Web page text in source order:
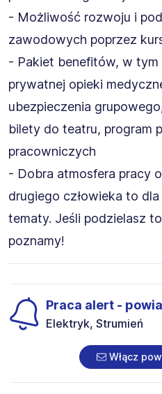
- Możliwość rozwoju i
zawodowych poprzez
- Pakiet benefitów, w tym
prywatnej opieki
ubezpieczenia
bilety do teatru, program
pracowniczych
- Dobra atmosfera pracy
drugiego człowieka to
tematy. Jeśli podzielasz
poznamy!
Praca alert -
Elektryk, Strumień
Włącz